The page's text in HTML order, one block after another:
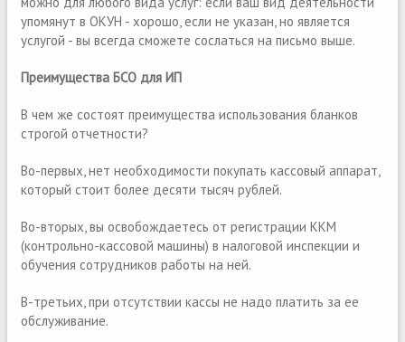
упомянут в ОКУН - хорошо, если не указан, но является
услугой - вы всегда сможете сослаться на письмо выше.
Преимущества БСО для ИП
В чем же состоят преимущества использования бланков
строгой отчетности?
Во-первых, нет необходимости покупать кассовый аппарат,
который стоит более десяти тысяч рублей.
Во-вторых, вы освобождаетесь от регистрации ККМ
(контрольно-кассовой машины) в налоговой инспекции и
обучения сотрудников работы на ней.
В-третьих, при отсутствии кассы не надо платить за ее
обслуживание.